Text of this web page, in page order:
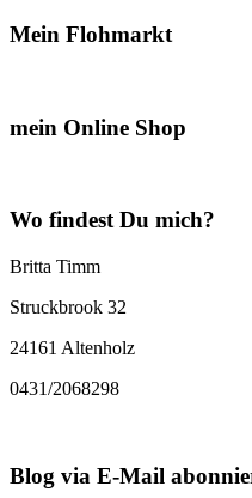
Mein Flohmarkt
mein Online Shop
Wo findest Du mich?
Britta Timm
Struckbrook 32
24161 Altenholz
0431/2068298
Blog via E-Mail